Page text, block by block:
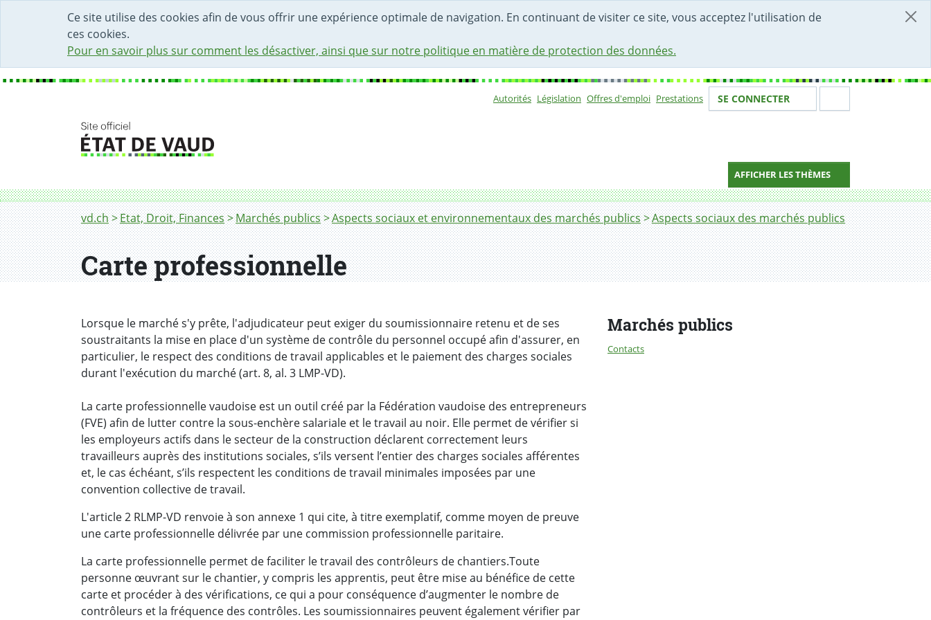
Ce site utilise des cookies afin de vous offrir une expérience optimale de navigation. En continuant de visiter ce site, vous acceptez l'utilisation de
ces cookies.
Pour en savoir plus sur comment les désactiver, ainsi que sur notre politique en matière de protection des données.
DÉBUT DU CONTENU DE LA PAGE
ACCÈS AU CHAMP DE RECHERCHE
PAGE D'ACCUEIL
FORMULAIRE DE CONTACT
Autorités Législation Offres d'emploi Prestations Votre identité
SE CONNECTER
AFFICHER LES THÈMES
Fil d'Ariane
vd.ch Etat, Droit, Finances Marchés publics Aspects sociaux et environnementaux des marchés publics Aspects sociaux des marchés publics
Carte professionnelle
Carte professionnelle
Lorsque le marché s'y prête, l'adjudicateur peut exiger du soumissionnaire retenu et de ses
soustraitants la mise en place d'un système de contrôle du personnel occupé afin d'assurer, en
particulier, le respect des conditions de travail applicables et le paiement des charges sociales
durant l'exécution du marché (art. 8, al. 3 LMP-VD).
La carte professionnelle vaudoise est un outil créé par la Fédération vaudoise des entrepreneurs
(FVE) afin de lutter contre la sous-enchère salariale et le travail au noir. Elle permet de vérifier si
les employeurs actifs dans le secteur de la construction déclarent correctement leurs
travailleurs auprès des institutions sociales, s’ils versent l’entier des charges sociales afférentes
et, le cas échéant, s’ils respectent les conditions de travail minimales imposées par une
convention collective de travail.
L'article 2 RLMP-VD renvoie à son annexe 1 qui cite, à titre exemplatif, comme moyen de preuve
une carte professionnelle délivrée par une commission professionnelle paritaire.
La carte professionnelle permet de faciliter le travail des contrôleurs de chantiers.Toute
personne œuvrant sur le chantier, y compris les apprentis, peut être mise au bénéfice de cette
carte et procéder à des vérifications, ce qui a pour conséquence d’augmenter le nombre de
contrôleurs et la fréquence des contrôles. Les soumissionnaires peuvent également vérifier par
Marchés publics
Contacts